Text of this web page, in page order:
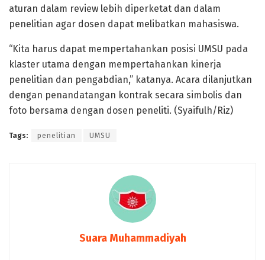
aturan dalam review lebih diperketat dan dalam
penelitian agar dosen dapat melibatkan mahasiswa.
“Kita harus dapat mempertahankan posisi UMSU pada
klaster utama dengan mempertahankan kinerja
penelitian dan pengabdian,” katanya. Acara dilanjutkan
dengan penandatangan kontrak secara simbolis dan
foto bersama dengan dosen peneliti. (Syaifulh/Riz)
Tags: penelitian UMSU
Suara Muhammadiyah